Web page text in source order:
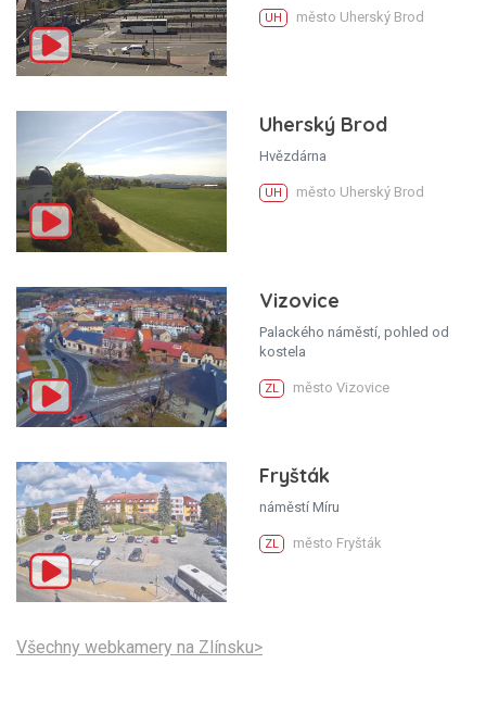
UH město Uherský Brod
Uherský Brod
Hvězdárna
UH město Uherský Brod
Vizovice
Palackého náměstí, pohled od
kostela
ZL město Vizovice
Fryšták
náměstí Míru
ZL město Fryšták
Všechny webkamery na Zlínsku>